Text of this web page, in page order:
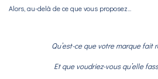
Alors, au-delà de ce que vous proposez...
Qu’est-ce que votre marque fait
Et que voudriez-vous qu’elle